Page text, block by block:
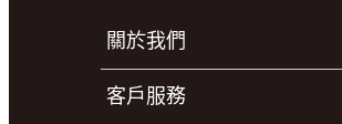
關於我們
客戶服務